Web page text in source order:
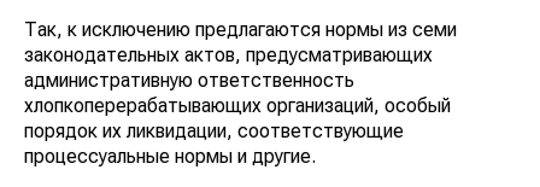
Так, к исключению предлагаются нормы из семи
законодательных актов, предусматривающих
административную ответственность
хлопкоперерабатывающих организаций, особый
порядок их ликвидации, соответствующие
процессуальные нормы и другие.